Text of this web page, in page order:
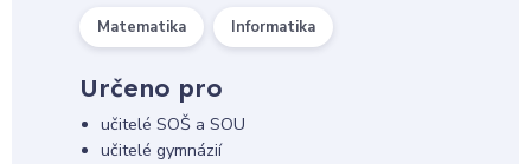
Matematika Informatika
Určeno pro
učitelé SOŠ a SOU
učitelé gymnázií